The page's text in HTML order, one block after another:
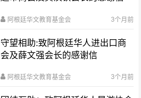
阿根廷华文教育基金会 3个月前
守望相助:致阿根廷华人进出口商
会及薛文强会长的感谢信
阿根廷华文教育基金会 3个月前